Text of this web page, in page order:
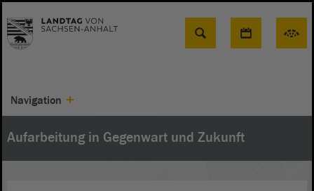
Suche
Navigation
Aufarbeitung in Gegenwart und Zukunft